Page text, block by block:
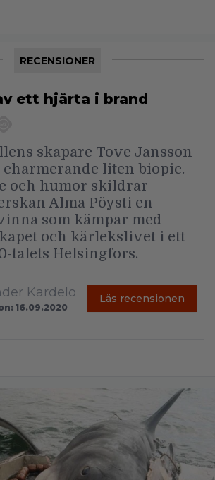
RECENSIONER
ett hjärta i brand
skapare Tove Jansson
charmerande liten biopic.
och humor skildrar
Alma Pöysti en
som kämpar med
och kärlekslivet i ett
talets Helsingfors.
Kardelo
16.09.2020
Läs recensionen